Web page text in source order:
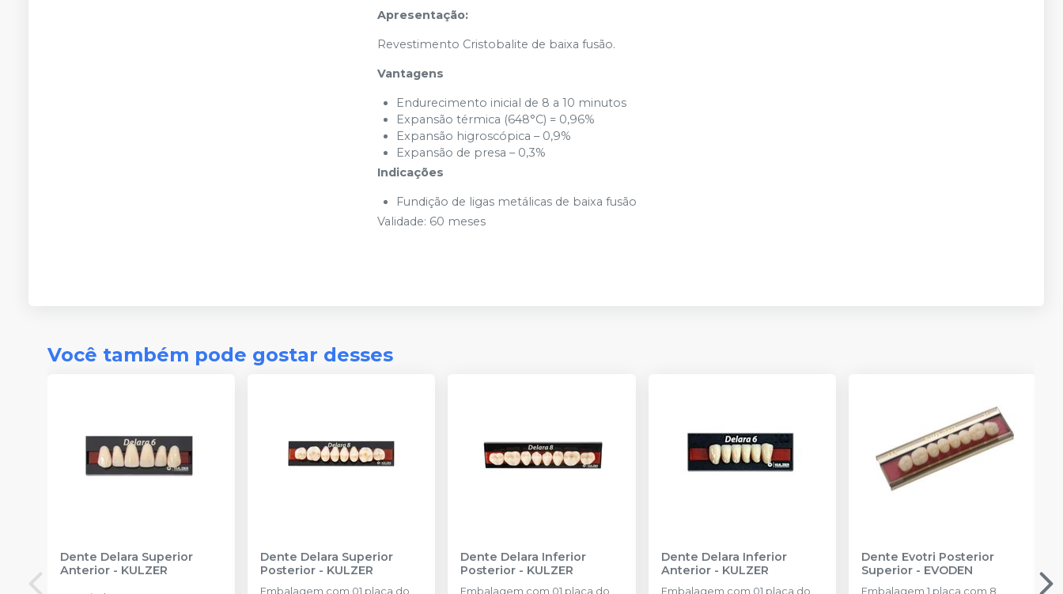
Apresentação:
Revestimento Cristobalite de baixa fusão.
Vantagens
Endurecimento inicial de 8 a 10 minutos
Expansão térmica (648°C) = 0,96%
Expansão higroscópica – 0,9%
Expansão de presa – 0,3%
Indicações
Fundição de ligas metálicas de baixa fusão
Validade: 60 meses
Você também pode gostar desses
Dente Delara Superior
Anterior - KULZER
Dente Delara Superior
Posterior - KULZER
Embalagem com 01 placa do
Dente Delara Inferior
Posterior - KULZER
Embalagem com 01 placa do
Dente Delara Inferior
Anterior - KULZER
Embalagem com 01 placa do
Dente Evotri Posterior
Superior- EVODEN
Embalagem 1 placa com 8